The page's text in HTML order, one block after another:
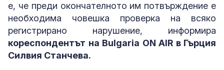
е, че преди окончателното им потвърждение е
необходима човешка проверка на всяко
регистрирано нарушение, информира
кореспондентът на Bulgaria ON AIR в Гърция
Силвия Станчева.